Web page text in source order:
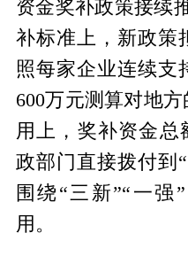
资金奖补政策接续
补标准上，新政策
照每家企业连续支
600万元测算对地
用上，奖补资金总
政部门直接拨付到
围绕“三新”“一强
用。